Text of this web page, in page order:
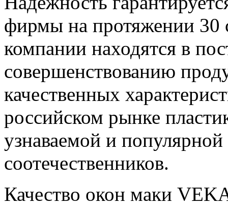
фирмы на протяжении 30
компании находятся в
совершенствованию
качественных
российском рынке
узнаваемой и
соотечественников.
Качество окон маки